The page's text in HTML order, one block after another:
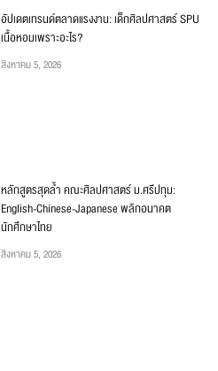
อัปเดตเทรนด์ตลาดแรงงาน: เด็กศิลปศาสตร์ SPU
เนื้อหอมเพราะอะไร?
สิงหาคม 5, 2026
หลักสูตรสุดล้ำ คณะศิลปศาสตร์ ม.ศรีปทุม:
English-Chinese-Japanese พลิกอนาคต
นักศึกษาไทย
สิงหาคม 5, 2026